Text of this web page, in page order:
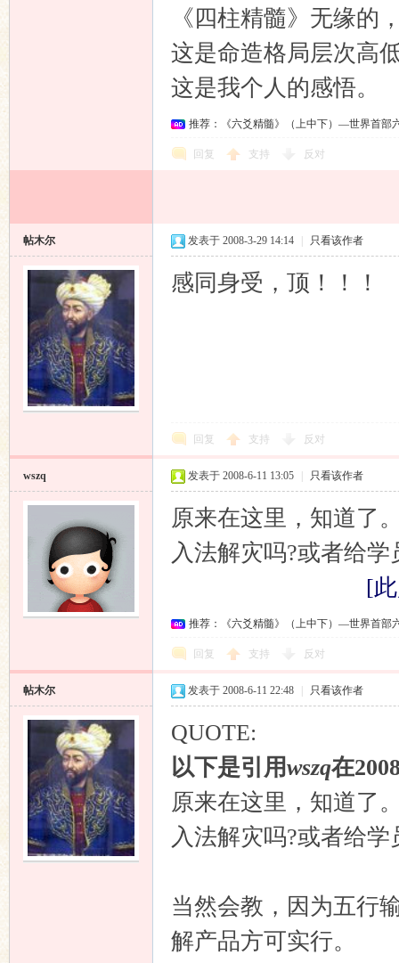
《四柱精髓》无缘的
这是命造格局层次高
这是我个人的感悟。
推荐：《六爻精髓》（上中下）—世界首部
回复 支持 反对
帖木尔 发表于 2008-3-29 14:14 只看该作者
感同身受，顶！！！
回复 支持 反对
wszq 发表于 2008-6-11 13:05 只看该作者
原来在这里，知道了
入法解灾吗?或者给
[
推荐：《六爻精髓》（上中下）—世界首部
回复 支持 反对
帖木尔 发表于 2008-6-11 22:48 只看该作者
QUOTE:
以下是引用wszq在
原来在这里，知道了
入法解灾吗?或者给
当然会教，因为五行
解产品方可实行。